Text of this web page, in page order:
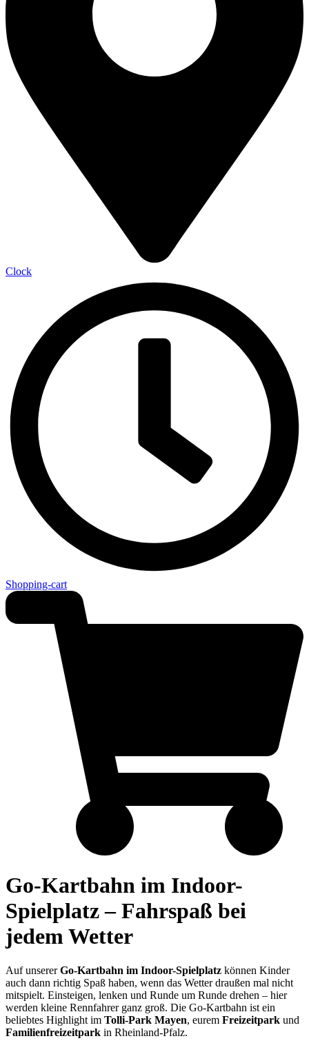
Clock
Shopping-cart
Go-Kartbahn im Indoor-
Spielplatz – Fahrspaß bei
jedem Wetter
Auf unsererGo-Kartbahn im Indoor-Spielplatz können Kinder
auch dann richtig Spaß haben, wenn das Wetter draußen mal nicht
mitspielt. Einsteigen, lenken und Runde um Runde drehen – hier
werden kleine Rennfahrer ganz groß. Die Go-Kartbahn ist ein
beliebtes Highlight im Tolli-Park Mayen, eurem Freizeitpark und
Familienfreizeitpark in Rheinland-Pfalz.